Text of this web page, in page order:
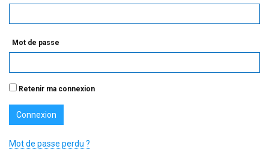
Mot de passe
Retenir ma connexion
Mot de passe perdu ?